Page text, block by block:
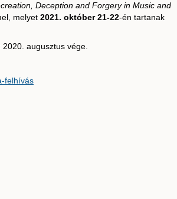
Deception and Forgery in Music and
melyet 2021. október 21-22-én tartanak
augusztus vége.
felhívás